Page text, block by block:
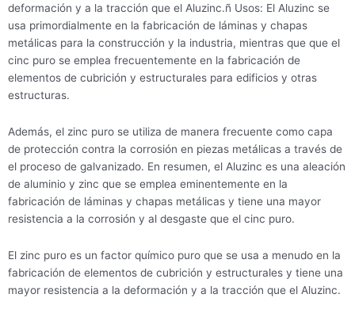
deformación y a la tracción que el Aluzinc.ñ Usos: El Aluzinc se
usa primordialmente en la fabricación de láminas y chapas
metálicas para la construcción y la industria, mientras que que el
cinc puro se emplea frecuentemente en la fabricación de
elementos de cubrición y estructurales para edificios y otras
estructuras.
Además, el zinc puro se utiliza de manera frecuente como capa
de protección contra la corrosión en piezas metálicas a través de
el proceso de galvanizado. En resumen, el Aluzinc es una aleación
de aluminio y zinc que se emplea eminentemente en la
fabricación de láminas y chapas metálicas y tiene una mayor
resistencia a la corrosión y al desgaste que el cinc puro.
El zinc puro es un factor químico puro que se usa a menudo en la
fabricación de elementos de cubrición y estructurales y tiene una
mayor resistencia a la deformación y a la tracción que el Aluzinc.